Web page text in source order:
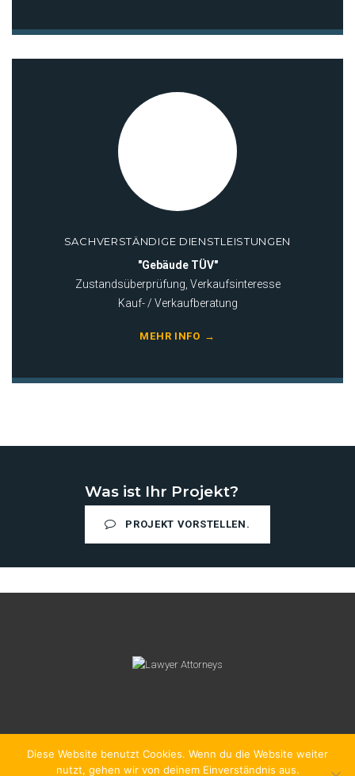
SACHVERSTÄNDIGE DIENSTLEISTUNGEN
"Gebäude TÜV"
Zustandsüberprüfung, Verkaufsinteresse
Kauf- / Verkaufberatung
MEHR INFO
Was ist Ihr Projekt?
PROJEKT VORSTELLEN.
Diese Website benutzt Cookies. Wenn du die Website weiter
nutzt, gehen wir von deinem Einverständnis aus.